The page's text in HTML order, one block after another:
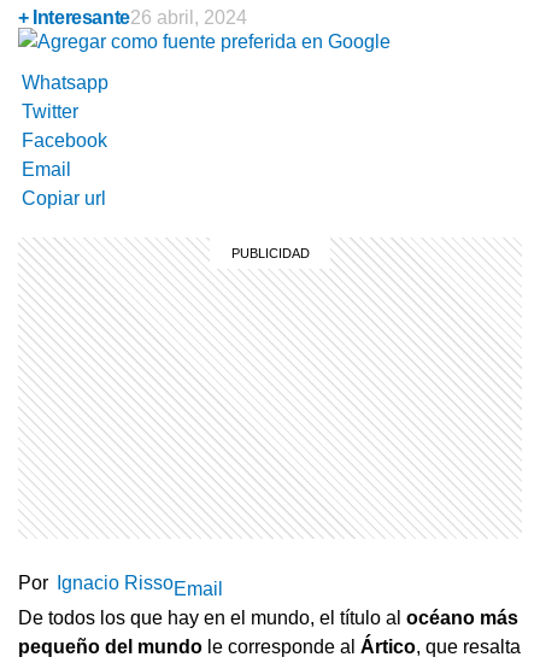
+ Interesante26 abril, 2024
Whatsapp
Twitter
Facebook
Email
Copiar url
Por Ignacio RissoEmail
De todos los que hay en el mundo, el título al océano más
pequeño del mundo le corresponde al Ártico, que resalta